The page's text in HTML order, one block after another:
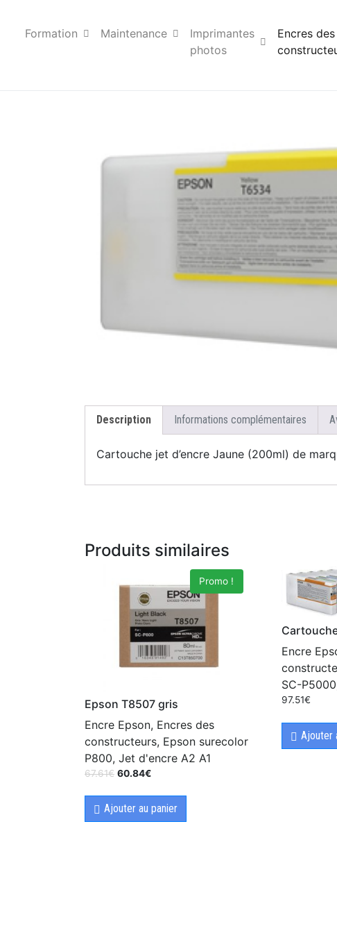
Formation Maintenance
Imprimantes
photos
Encres des
Description Informations complémentaires
Cartouche jet d’encre Jaune (200ml) de
Produits similaires
Promo !
Epson T8507 gris
Encre Epson, Encres des
constructeurs, Epson surecolor
P800, Jet d'encre A2 A1
67.61€ 60.84€
Ajouter au panier
Encre
SC-
97.51€
Ajouter